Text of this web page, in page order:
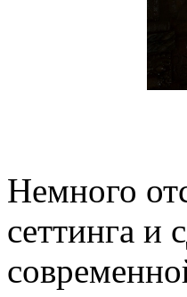
Немного
сеттинга и